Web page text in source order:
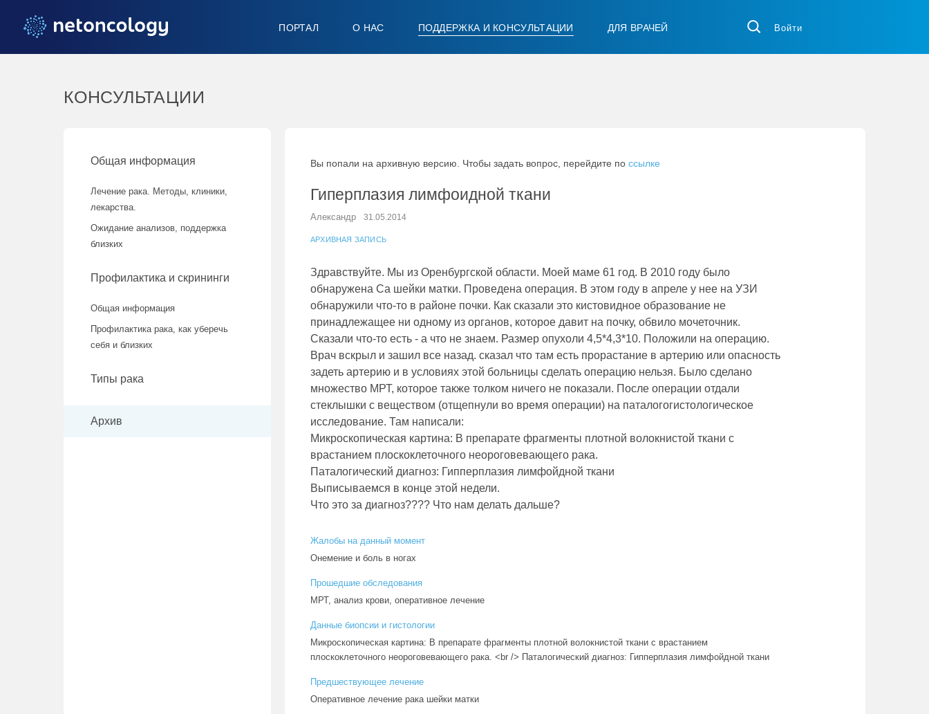
ПОРТАЛ О НАС ПОДДЕРЖКА И КОНСУЛЬТАЦИИ ДЛЯ ВРАЧЕЙ Войти
КОНСУЛЬТАЦИИ
Общая информация
Лечение рака. Методы, клиники,
лекарства.
Ожидание анализов, поддержка
близких
Профилактика и скрининги
Общая информация
Профилактика рака, как уберечь
себя и близких
Типы рака
Архив
Вы попали на архивную версию. Чтобы задать вопрос, перейдите по ссылке
Гиперплазия лимфоидной ткани
Александр 31.05.2014
АРХИВНАЯ ЗАПИСЬ
Здравствуйте. Мы из Оренбургской области. Моей маме 61 год. В 2010 году было
обнаружена Са шейки матки. Проведена операция. В этом году в апреле у нее на УЗИ
обнаружили что-то в районе почки. Как сказали это кистовидное образование не
принадлежащее ни одному из органов, которое давит на почку, обвило мочеточник.
Сказали что-то есть - а что не знаем. Размер опухоли 4,5*4,3*10. Положили на операцию.
Врач вскрыл и зашил все назад. сказал что там есть прорастание в артерию или опасность
задеть артерию и в условиях этой больницы сделать операцию нельзя. Было сделано
множество МРТ, которое также толком ничего не показали. После операции отдали
стеклышки с веществом (отщепнули во время операции) на паталогогистологическое
исследование. Там написали:
Микроскопическая картина: В препарате фрагменты плотной волокнистой ткани с
врастанием плоскоклеточного неороговевающего рака.
Паталогический диагноз: Гипперплазия лимфойдной ткани
Выписываемся в конце этой недели.
Что это за диагноз???? Что нам делать дальше?
Жалобы на данный момент
Онемение и боль в ногах
Прошедшие обследования
МРТ, анализ крови, оперативное лечение
Данные биопсии и гистологии
Микроскопическая картина: В препарате фрагменты плотной волокнистой ткани с врастанием
плоскоклеточного неороговевающего рака. <br /> Паталогический диагноз: Гипперплазия лимфойдной ткани
Предшествующее лечение
Оперативное лечение рака шейки матки